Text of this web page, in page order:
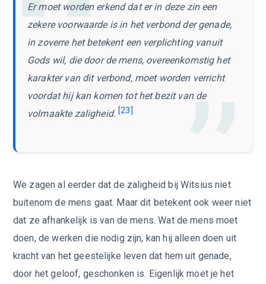
Er moet worden erkend dat er in deze zin een
zekere voorwaarde is in het verbond der genade,
in zoverre het betekent een verplichting vanuit
Gods wil, die door de mens, overeenkomstig het
karakter van dit verbond, moet worden verricht
voordat hij kan komen tot het bezit van de
volmaakte zaligheid. [23]
We zagen al eerder dat de zaligheid bij Witsius niet
buitenom de mens gaat. Maar dit betekent ook weer niet
dat ze afhankelijk is van de mens. Wat de mens moet
doen, de werken die nodig zijn, kan hij alleen doen uit
kracht van het geestelijke leven dat hem uit genade,
door het geloof, geschonken is. Eigenlijk moet je het